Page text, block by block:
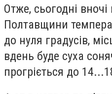
Отже, сьогодні вночі
Полтавщини
до нуля градусів,
вдень буде суха
прогріється до